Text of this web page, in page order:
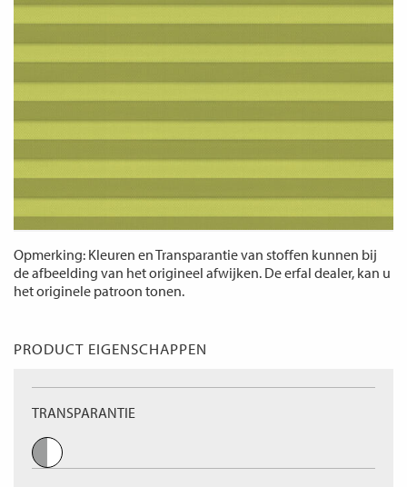
Opmerking: Kleuren en Transparantie van stoffen kunnen bij
de afbeelding van het origineel afwijken. De erfal dealer, kan u
het originele patroon tonen.
PRODUCT EIGENSCHAPPEN
TRANSPARANTIE